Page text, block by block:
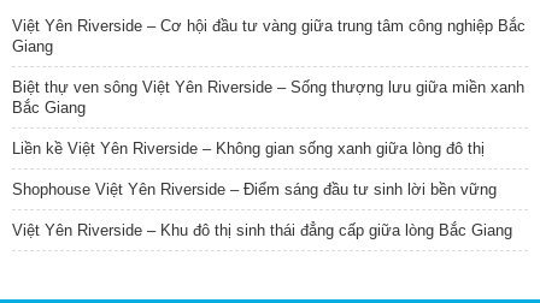
Việt Yên Riverside – Cơ hội đầu tư vàng giữa trung tâm công nghiệp Bắc
Giang
Biệt thự ven sông Việt Yên Riverside – Sống thượng lưu giữa miền xanh
Bắc Giang
Liền kề Việt Yên Riverside – Không gian sống xanh giữa lòng đô thị
Shophouse Việt Yên Riverside – Điểm sáng đầu tư sinh lời bền vững
Việt Yên Riverside – Khu đô thị sinh thái đẳng cấp giữa lòng Bắc Giang